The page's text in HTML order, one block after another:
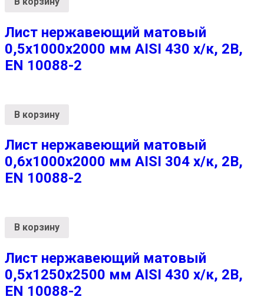
Лист нержавеющий матовый
0,5х1000х2000 мм AISI 430 х/к, 2B,
EN 10088-2
В корзину
Лист нержавеющий матовый
0,6х1000х2000 мм AISI 304 х/к, 2B,
EN 10088-2
В корзину
Лист нержавеющий матовый
0,5х1250х2500 мм AISI 430 х/к, 2B,
EN 10088-2